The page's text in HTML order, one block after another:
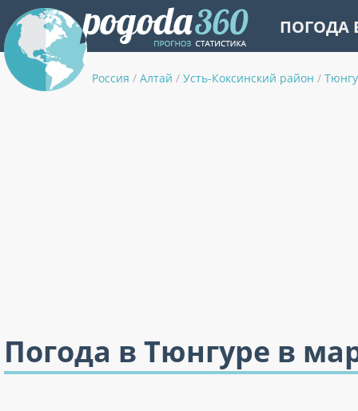
ПОГОДА
Россия / Алтай / Усть-Коксинский район /
Погода в Тюнгуре в